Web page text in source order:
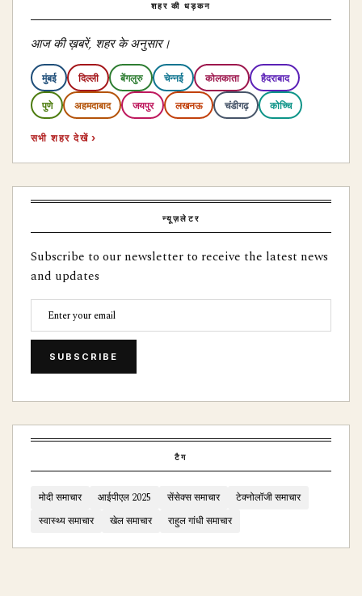
शहर की धड़कन
आज की ख़बरें, शहर के अनुसार।
मुंबई दिल्ली बेंगलुरु चेन्नई कोलकाता हैदराबाद
पुणे अहमदाबाद जयपुर लखनऊ चंडीगढ़ कोच्चि
सभी शहर देखें ›
न्यूज़लेटर
Subscribe to our newsletter to receive the latest news
and updates
SUBSCRIBE
टैग
मोदी समाचार आईपीएल 2025 सेंसेक्स समाचार
टेक्नोलॉजी समाचार
स्वास्थ्य समाचार
खेल समाचार राहुल गांधी समाचार